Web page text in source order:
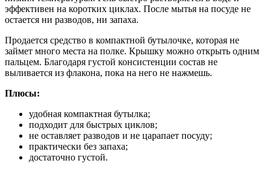
эффективен на коротких циклах. После мытья на посуде не
остается ни разводов, ни запаха.
Продается средство в компактной бутылочке, которая не
займет много места на полке. Крышку можно открыть одним
пальцем. Благодаря густой консистенции состав не
выливается из флакона, пока на него не нажмешь.
Плюсы:
удобная компактная бутылка;
подходит для быстрых циклов;
не оставляет разводов и не царапает посуду;
практически без запаха;
достаточно густой.